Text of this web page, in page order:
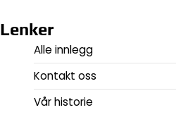
Lenker
Alle innlegg
Kontakt oss
Vår historie